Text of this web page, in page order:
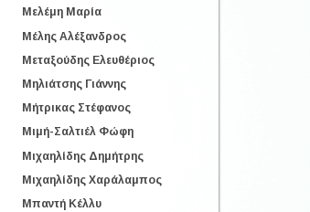
Μελέμη Μαρία
Μέλης Αλέξανδρος
Μεταξούδης Ελευθέριος
Μηλιάτσης Γιάννης
Μήτρικας Στέφανος
Μιμή-Σαλτιέλ Φώφη
Μιχαηλίδης Δημήτρης
Μιχαηλίδης Χαράλαμπος
Μπαντή Κέλλυ